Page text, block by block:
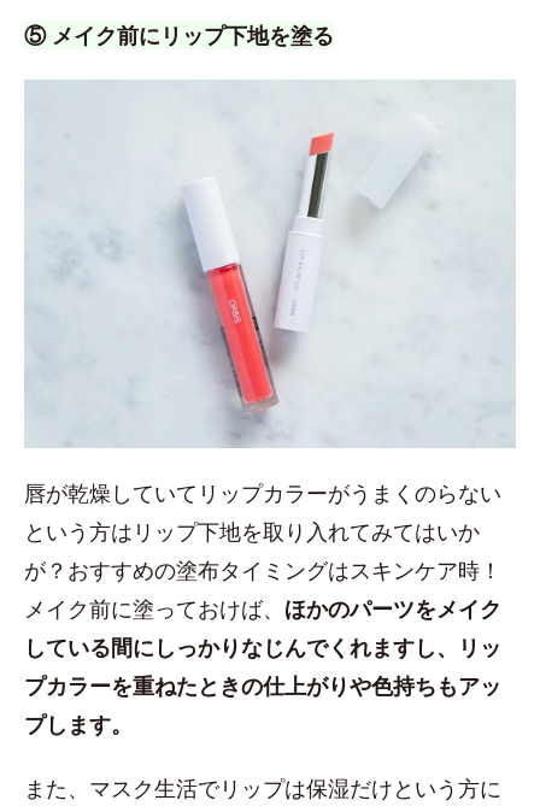
⑤ メイク前にリップ下地を塗る
唇が乾燥していてリップカラーがうまくのらない
という方はリップ下地を取り入れてみてはいか
が？おすすめの塗布タイミングはスキンケア時！
メイク前に塗っておけば、 ほかのパーツをメイク
している間にしっかりなじんでくれますし、リッ
プカラーを重ねたときの仕上がりや色持ちもアッ
プします。
また、マスク生活でリップは保湿だけという方に